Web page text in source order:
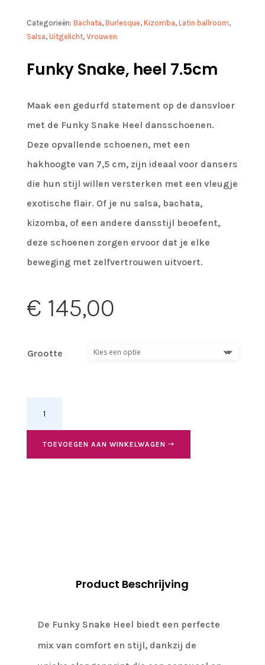
Categorieën: Bachata, Burlesque, Kizomba, Latin ballroom,
Salsa, Uitgelicht, Vrouwen
Funky Snake, heel 7.5cm
Maak een gedurfd statement op de dansvloer
met de Funky Snake Heel dansschoenen.
Deze opvallende schoenen, met een
hakhoogte van 7,5 cm, zijn ideaal voor dansers
die hun stijl willen versterken met een vleugje
exotische flair. Of je nu salsa, bachata,
kizomba, of een andere dansstijl beoefent,
deze schoenen zorgen ervoor dat je elke
beweging met zelfvertrouwen uitvoert.
€ 145,00
Grootte
Snake,
heel
7.5cm
aantal
TOEVOEGEN AAN WINKELWAGEN
Product Beschrijving
De Funky Snake Heel biedt een perfecte
mix van comfort en stijl, dankzij de